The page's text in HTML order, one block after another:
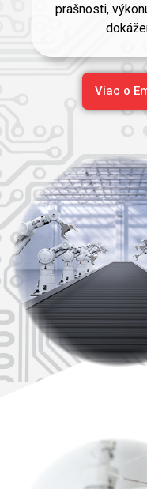
prašnosti,
Viac o